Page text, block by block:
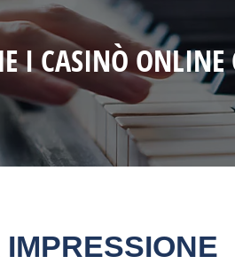
I CASINÒ